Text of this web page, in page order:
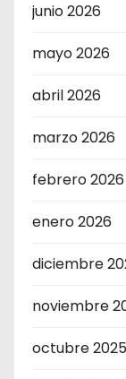
junio 2026
mayo 2026
abril 2026
marzo 2026
febrero 2026
enero 2026
diciembre
noviembre
octubre 2025